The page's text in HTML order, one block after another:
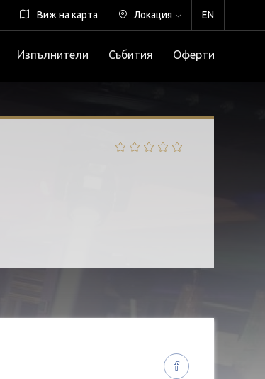
Виж на карта Локация EN
Изпълнители Събития Оферти